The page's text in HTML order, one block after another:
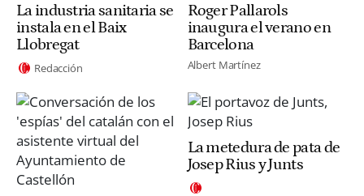
La industria sanitaria se
instala en el Baix
Llobregat
Redacción
Roger Pallarols
inaugura el verano en
Barcelona
Albert Martínez
La metedura de pata de
Josep Rius y Junts